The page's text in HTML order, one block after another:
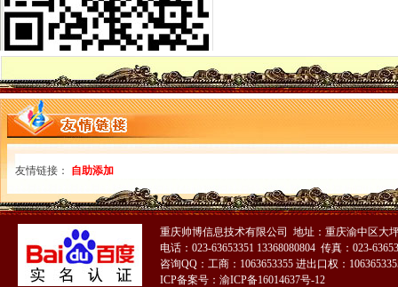
沙坪坝局“两卡、三平台、四对接”重庆代账公司促进辖区民营经济又好又快发展
南川局重庆分公司注册三举措大力推进再就业工作
潼南局“五步”重庆分公司注册工作法化农资市场监管
市重庆代理记账局联合重庆仲裁委开展工商系统合同仲裁调解工作培训会
江北局重庆发票申请三项措施加固定形式印刷品广告监管
涪陵局重庆财务公司推进地方企业信用体系建设取得突破进展
九龙坡局重庆代理记账消保科获全国工商系统12315行政执法体系建设工作先进
市重庆代账公司督查组到巴南区督查迎奥运食品品安全整工作
市重庆发票申请局举办财经知识研修班着力提升执法办案人员能力水平
市重庆分公司注册局推行干部考察员资格认证制度 干部考察工作须持证上岗宣
潼南县常务副县长张彬到潼南局重庆代账公司检查指导工作
大足局五举措贯彻落实市重庆进出口权局财务审计工作会议精
酉局加部门联动有效清除“文化垃圾”重庆代理报税
永川区分局“一制三关五重点”重庆进出口权扎实开展奥运期间安全生产工作
友情链接： 自助添加
重庆帅博信息技术有限公司 地址：重庆渝中区大
电话：023-63653351 13368080804 传真：023-
咨询QQ：工商：1063653355 进出口权：
ICP备案号：渝ICP备16014637号-12